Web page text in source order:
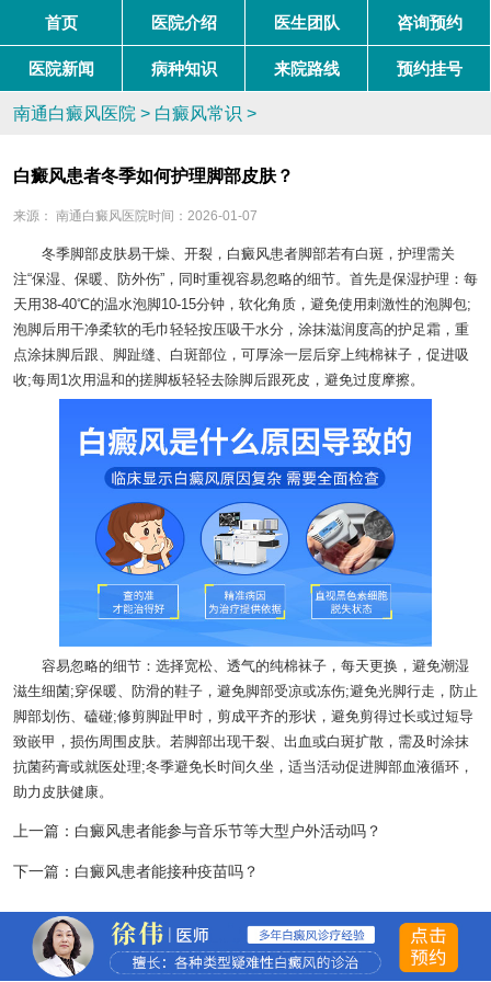
首页 医院介绍 医生团队 咨询预约
医院新闻 病种知识 来院路线 预约挂号
南通白癜风医院 > 白癜风常识 >
白癜风患者冬季如何护理脚部皮肤？
来源： 南通白癜风医院时间：2026-01-07
冬季脚部皮肤易干燥、开裂，白癜风患者脚部若有白斑，护理需关
注“保湿、保暖、防外伤”，同时重视容易忽略的细节。首先是保湿护理：每
天用38-40℃的温水泡脚10-15分钟，软化角质，避免使用刺激性的泡脚包;
泡脚后用干净柔软的毛巾轻轻按压吸干水分，涂抹滋润度高的护足霜，重
点涂抹脚后跟、脚趾缝、白斑部位，可厚涂一层后穿上纯棉袜子，促进吸
收;每周1次用温和的搓脚板轻轻去除脚后跟死皮，避免过度摩擦。
容易忽略的细节：选择宽松、透气的纯棉袜子，每天更换，避免潮湿
滋生细菌;穿保暖、防滑的鞋子，避免脚部受凉或冻伤;避免光脚行走，防止
脚部划伤、磕碰;修剪脚趾甲时，剪成平齐的形状，避免剪得过长或过短导
致嵌甲，损伤周围皮肤。若脚部出现干裂、出血或白斑扩散，需及时涂抹
抗菌药膏或就医处理;冬季避免长时间久坐，适当活动促进脚部血液循环，
助力皮肤健康。
上一篇： 白癜风患者能参与音乐节等大型户外活动吗？
下一篇： 白癜风患者能接种疫苗吗？